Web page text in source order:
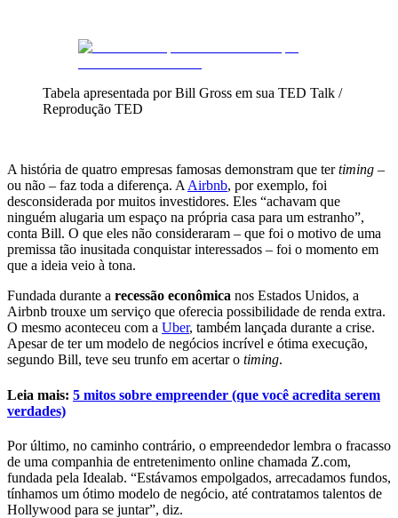
Tabela apresentada por Bill Gross em sua TED Talk /
Reprodução TED
A história de quatro empresas famosas demonstram que tertiming –
ou não – faz toda a diferença. A Airbnb, por exemplo, foi
desconsiderada por muitos investidores. Eles “achavam que
ninguém alugaria um espaço na própria casa para um estranho”,
conta Bill. O que eles não consideraram – que foi o motivo de uma
premissa tão inusitada conquistar interessados – foi o momento em
que a ideia veio à tona.
Fundada durante a recessão econômica nos Estados Unidos, a
Airbnb trouxe um serviço que oferecia possibilidade de renda extra.
O mesmo aconteceu com a Uber, também lançada durante a crise.
Apesar de ter um modelo de negócios incrível e ótima execução,
segundo Bill, teve seu trunfo em acertar o timing.
Leia mais: 5 mitos sobre empreender (que você acredita serem
verdades)
Por último, no caminho contrário, o empreendedor lembra o fracasso
de uma companhia de entretenimento online chamada Z.com,
fundada pela Idealab. “Estávamos empolgados, arrecadamos fundos,
tínhamos um ótimo modelo de negócio, até contratamos talentos de
Hollywood para se juntar”, diz.